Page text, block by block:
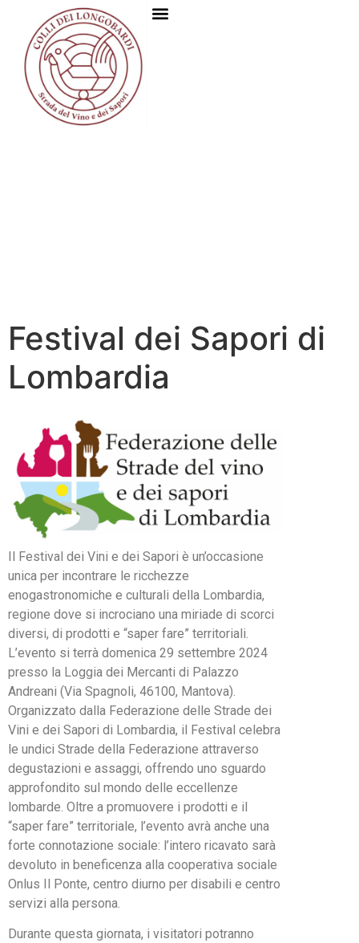
Festival dei Sapori di
Lombardia
Il Festival dei Vini e dei Sapori è un’occasione
unica per incontrare le ricchezze
enogastronomiche e culturali della Lombardia,
regione dove si incrociano una miriade di scorci
diversi, di prodotti e “saper fare” territoriali.
L’evento si terrà domenica 29 settembre 2024
presso la Loggia dei Mercanti di Palazzo
Andreani (Via Spagnoli, 46100, Mantova).
Organizzato dalla Federazione delle Strade dei
Vini e dei Sapori di Lombardia, il Festival celebra
le undici Strade della Federazione attraverso
degustazioni e assaggi, offrendo uno sguardo
approfondito sul mondo delle eccellenze
lombarde. Oltre a promuovere i prodotti e il
“saper fare” territoriale, l’evento avrà anche una
forte connotazione sociale: l’intero ricavato sarà
devoluto in beneficenza alla cooperativa sociale
Onlus Il Ponte, centro diurno per disabili e centro
servizi alla persona.
Durante questa giornata, i visitatori potranno